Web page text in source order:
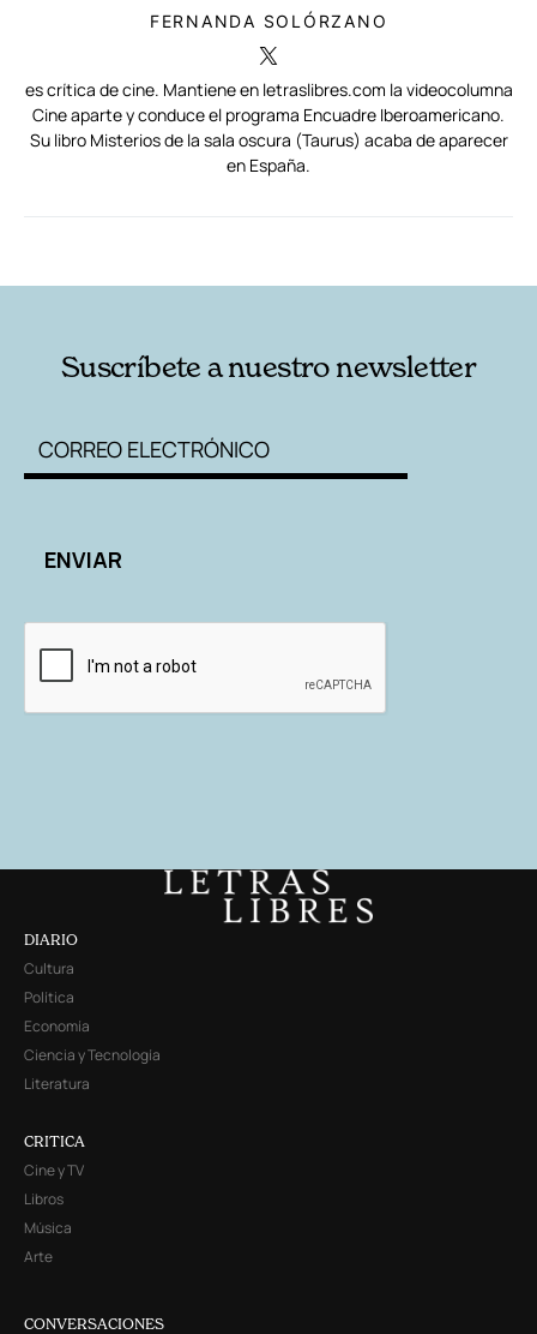
FERNANDA SOLÓRZANO
es crítica de cine. Mantiene en letraslibres.com la videocolumna
Cine aparte y conduce el programa Encuadre Iberoamericano.
Su libro Misterios de la sala oscura (Taurus) acaba de aparecer
en España.
Suscríbete a nuestro newsletter
DIARIO
Cultura
Política
Economía
Ciencia y Tecnología
Literatura
CRITICA
Cine y TV
Libros
Música
Arte
CONVERSACIONES